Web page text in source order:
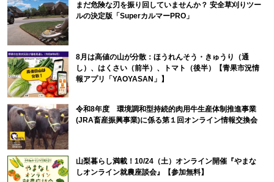
まだ危険な刃を振り回していませんか？ 安全草刈りツー
ルの決定版「SuperカルマーPRO」
8月は高値の山が分散：ほうれんそう・きゅうり（通
し）、はくさい（前半）、トマト（後半）【青果市況情
報アプリ「YAOYASAN」】
令和8年度 環境調和型持続的肉用牛生産体制推進事業
(JRA畜産振興事業)に係る第１回オンライン情報交換会
山梨暮らし満載！10/24（土）オンライン開催『やまな
しオンライン就農座談会』【参加無料】